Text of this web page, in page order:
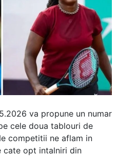
va propune un numar
cele doua tablouri de
competitii ne aflam in
cate opt intalniri din